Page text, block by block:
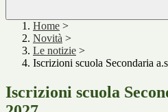
Home >
Novità >
Le notizie >
Iscrizioni scuola Secondaria
Iscrizioni scuola